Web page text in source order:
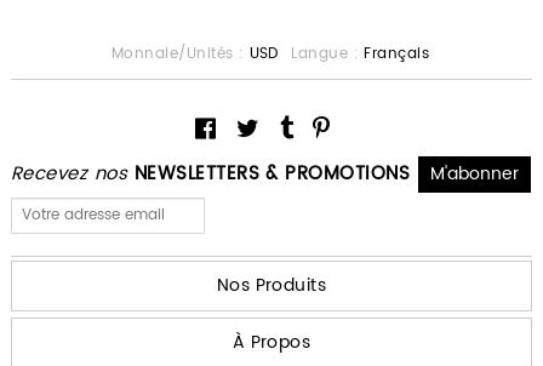
Recevez nos NEWSLETTERS & PROMOTIONS
Monnaie/Unités : USD Langue : Français
Nos Produits
À Propos